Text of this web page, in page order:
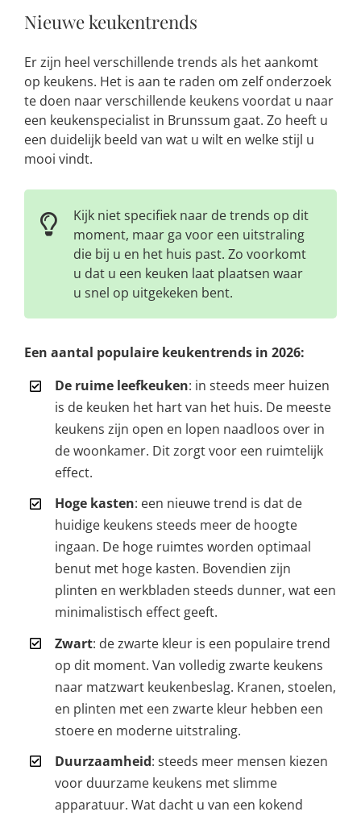
Nieuwe keukentrends
Er zijn heel verschillende trends als het aankomt
op keukens. Het is aan te raden om zelf onderzoek
te doen naar verschillende keukens voordat u naar
een keukenspecialist in Brunssum gaat. Zo heeft u
een duidelijk beeld van wat u wilt en welke stijl u
mooi vindt.
Kijk niet specifiek naar de trends op dit
moment, maar ga voor een uitstraling
die bij u en het huis past. Zo voorkomt
u dat u een keuken laat plaatsen waar
u snel op uitgekeken bent.
Een aantal populaire keukentrends in 2026:
De ruime leefkeuken: in steeds meer huizen
is de keuken het hart van het huis. De meeste
keukens zijn open en lopen naadloos over in
de woonkamer. Dit zorgt voor een ruimtelijk
effect.
Hoge kasten: een nieuwe trend is dat de
huidige keukens steeds meer de hoogte
ingaan. De hoge ruimtes worden optimaal
benut met hoge kasten. Bovendien zijn
plinten en werkbladen steeds dunner, wat een
minimalistisch effect geeft.
Zwart: de zwarte kleur is een populaire trend
op dit moment. Van volledig zwarte keukens
naar matzwart keukenbeslag. Kranen, stoelen,
en plinten met een zwarte kleur hebben een
stoere en moderne uitstraling.
Duurzaamheid: steeds meer mensen kiezen
voor duurzame keukens met slimme
apparatuur. Wat dacht u van een kokend